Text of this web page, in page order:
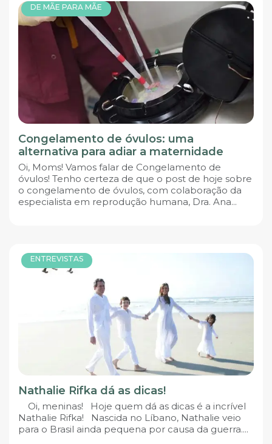
DE MÃE PARA MÃE
Congelamento de óvulos: uma
alternativa para adiar a maternidade
Oi, Moms! Vamos falar de Congelamento de
óvulos! Tenho certeza de que o post de hoje sobre
o congelamento de óvulos, com colaboração da
especialista em reprodução humana, Dra. Ana...
ENTREVISTAS
Nathalie Rifka dá as dicas!
Oi, meninas! Hoje quem dá as dicas é a incrível
Nathalie Rifka! Nascida no Líbano, Nathalie veio
para o Brasil ainda pequena por causa da guerra....